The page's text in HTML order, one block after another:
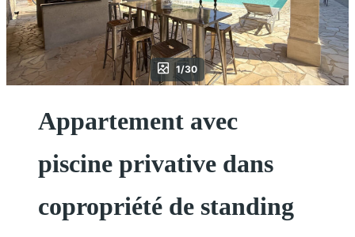
1/30
Appartement avec
piscine privative dans
copropriété de standing